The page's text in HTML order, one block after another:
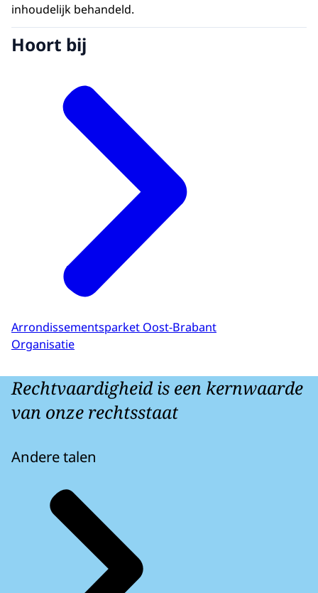
inhoudelijk behandeld.
Hoort bij
Arrondissementsparket Oost-Brabant
Organisatie
Rechtvaardigheid is een kernwaarde
van onze rechtsstaat
Andere talen